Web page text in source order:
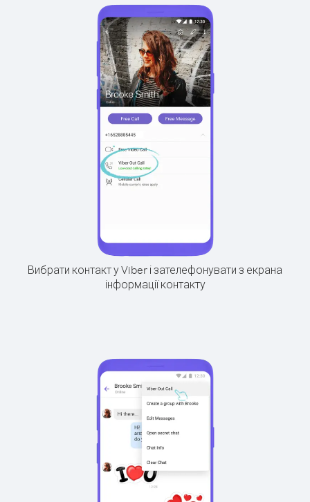
Вибрати контакт у Viber і зателефонувати з екрана
інформації контакту